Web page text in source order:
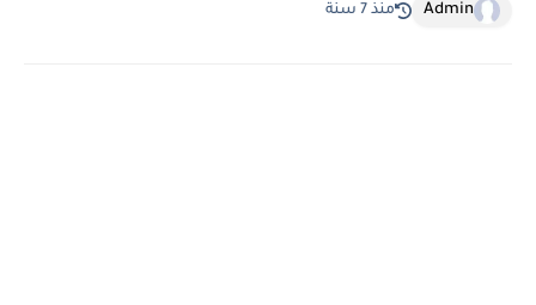
Admin منذ 7 سنة